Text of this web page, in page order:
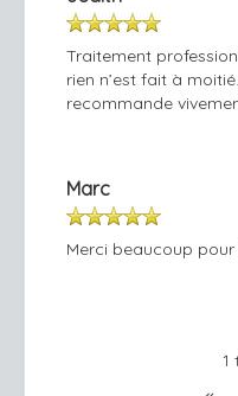
Traitement
rien n’est fait à
recommande
Marc
Merci beaucoup
1